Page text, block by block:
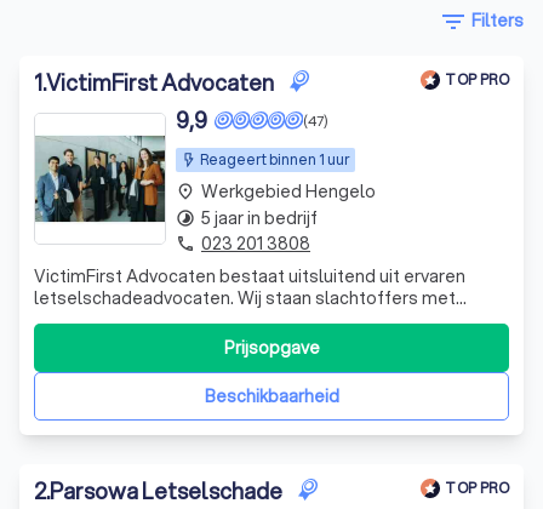
filter_list Filters
1.VictimFirst Advocaten TOP PRO
Reageert binnen 1 uur
(47)
9,9
VictimFirst Advocaten bestaat uitsluitend uit ervaren
letselschadeadvocaten. Wij staan slachtoffers met
ernstig letsel bij.
Beschikbaarheid
Prijsopgave
place Werkgebied Hengelo
timelapse 5 jaar in bedrijf
phone 023 201 3808
2.Parsowa Letselschade TOP PRO